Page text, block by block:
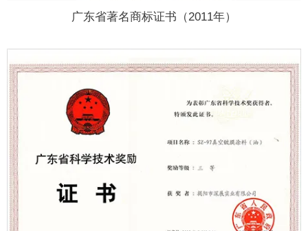
广东省著名商标证书（2011年）